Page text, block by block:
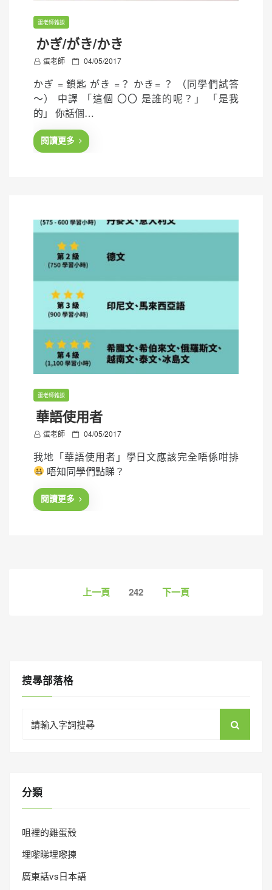
蛋老師雜談
かぎ/がき/かき
蛋老師
P
s
e
d
04/05/2017
かぎ = 鎖匙 がき =？ かき= ？ （同學們試答
～） 中譯 「這個 〇〇 是誰的呢？」 「是我
的」 你話個…
閱讀更多
蛋老師雜談
華語使用者
蛋老師
P
s
t
e
04/05/2017
我地「華語使用者」學日文應該完全唔係咁排
唔知同學們點睇？
閱讀更多
上一頁 242 下一頁
搜㝷部落格
for:
分類
咀裡的雞蛋殼
埋嚟睇埋嚟揀
廣東話vs日本語